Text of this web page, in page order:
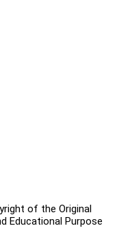
of the Original
Educational Purpose